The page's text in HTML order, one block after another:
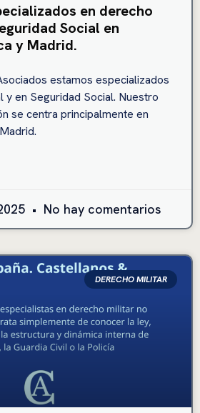
en derecho
Social en
y Madrid.
estamos especializados
y en Seguridad Social. Nuestro
se centra principalmente en
No hay comentarios
DERECHO MILITAR